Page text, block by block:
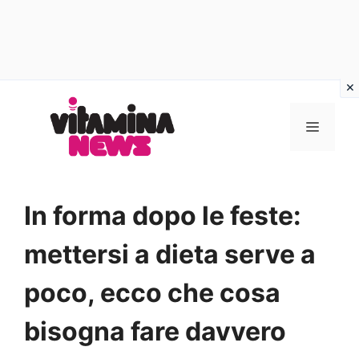
contenuto
MENU
In forma dopo le feste:
mettersi a dieta serve a
poco, ecco che cosa
bisogna fare davvero